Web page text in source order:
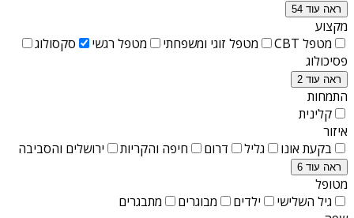
ראה עוד 54
מקצוע
מטפל CBT
מטפל זוגי ומשפחתי מטפל רגשי
סקסולוג
פסיכולוג
ראה עוד 2
התמחות
קלינית
איזור
בקעת אונו
גליל דרום חיפה והקריות ירושלים והסביבה
ראה עוד 6
מטופל
גיל השלישי
ילדים מבוגרים
מתבגרים